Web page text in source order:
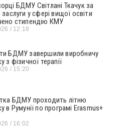
БДМУ Світлані Ткачук за
заслуги у сфері вищої освіти
стипендію КМУ
12:18
БДМУ завершили виробничу
з фізичної терапії
15:20
БДМУ проходить літню
в Румунії по програмі Erasmus+
16:02